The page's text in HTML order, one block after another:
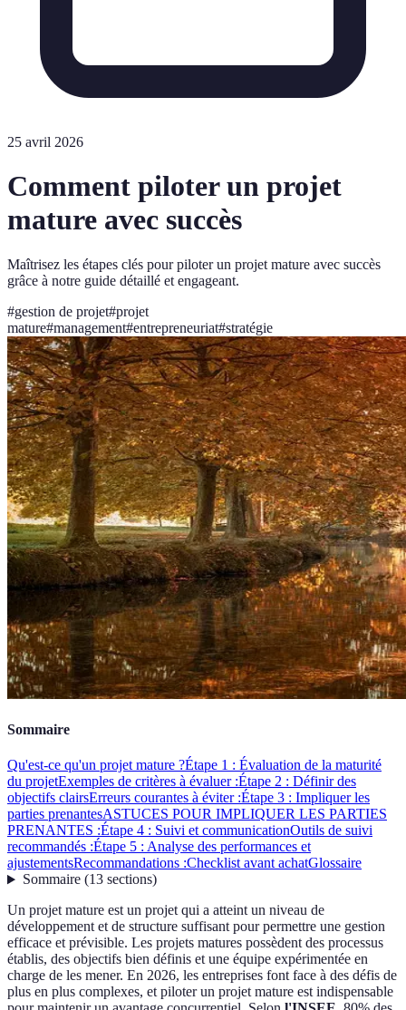
25 avril 2026
Comment piloter un projet
mature avec succès
Maîtrisez les étapes clés pour piloter un projet mature avec succès
grâce à notre guide détaillé et engageant.
#gestion de projet#projet
mature#management#entrepreneuriat#stratégie
Sommaire
Qu'est-ce qu'un projet mature ?Étape 1 : Évaluation de la maturité
du projetExemples de critères à évaluer :Étape 2 : Définir des
objectifs clairsErreurs courantes à éviter :Étape 3 : Impliquer les
parties prenantesASTUCES POUR IMPLIQUER LES PARTIES
PRENANTES :Étape 4 : Suivi et communicationOutils de suivi
recommandés :Étape 5 : Analyse des performances et
ajustementsRecommandations :Checklist avant achatGlossaire
Sommaire(13 sections)
Un projet mature est un projet qui a atteint un niveau de
développement et de structure suffisant pour permettre une gestion
efficace et prévisible. Les projets matures possèdent des processus
établis, des objectifs bien définis et une équipe expérimentée en
charge de les mener. En 2026, les entreprises font face à des défis de
plus en plus complexes, et piloter un projet mature est indispensable